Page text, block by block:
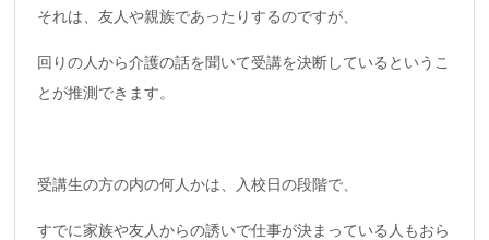
それは、友人や親族であったりするのですが、
回りの人から介護の話を聞いて受講を決断しているというこ
とが推測できます。
受講生の方の内の何人かは、入校日の段階で、
すでに家族や友人からの誘いで仕事が決まっている人もおら